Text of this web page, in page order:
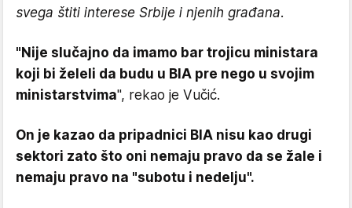
svega štiti interese Srbije i njenih građana.
"Nije slučajno da imamo bar trojicu ministara
koji bi želeli da budu u BIA pre nego u svojim
ministarstvima", rekao je Vučić.
On je kazao da pripadnici BIA nisu kao drugi
sektori zato što oni nemaju pravo da se žale i
nemaju pravo na "subotu i nedelju".